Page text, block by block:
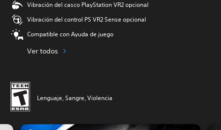
Vibración del casco PlayStation VR2 opcional
Vibración del control PS VR2 Sense opcional
Compatible con Ayuda de juego
Ver todos
Lenguaje, Sangre, Violencia